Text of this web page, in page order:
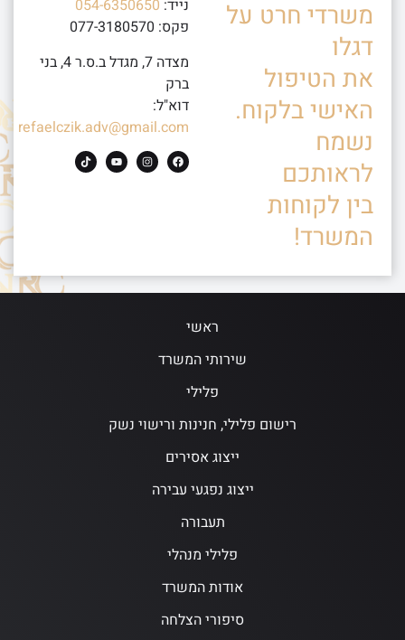
משרדי חרט על
דגלו
את הטיפול
האישי בלקוח.
נשמח
לראותכם
בין לקוחות
המשרד!
נייד: 054-6350650
פקס: 077-3180570
מצדה 7, מגדל ב.ס.ר 4, בני
ברק
דוא"ל:
refaelczik.adv@gmail.com
ראשי
שירותי המשרד
פלילי
רישום פלילי, חנינות ורישוי נשק
ייצוג אסירים
ייצוג נפגעי עבירה
תעבורה
פלילי מנהלי
אודות המשרד
סיפורי הצלחה